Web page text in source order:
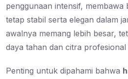
penggunaan intensif, membawa
tetap stabil serta elegan dalam
awalnya memang lebih besar,
daya tahan dan citra profesional
Penting untuk dipahami bahwa